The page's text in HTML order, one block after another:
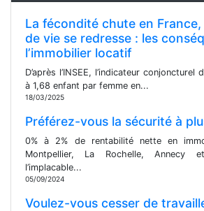
La fécondité chute en France,
de vie se redresse : les
l’immobilier locatif
D’après l’INSEE, l’indicateur conjoncturel
à 1,68 enfant par femme en...
18/03/2025
Préférez-vous la sécurité à
0% à 2% de rentabilité nette en
Montpellier, La Rochelle, Annecy
l’implacable...
05/09/2024
Voulez-vous cesser de